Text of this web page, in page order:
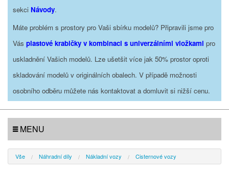
sekci Návody.
Máte problém s prostory pro Vaši sbírku modelů? Připravili jsme pro
Vás plastové krabičky v kombinaci s univerzálními vložkami pro
uskladnění Vašich modelů. Lze ušetšit více jak 50% prostor oproti
skladování modelů v originálních obalech. V případě možnosti
osobního odběru můžete nás kontaktovat a domluvit si nižší cenu.
MENU
Vše Náhradní díly Nákladní vozy Cisternové vozy